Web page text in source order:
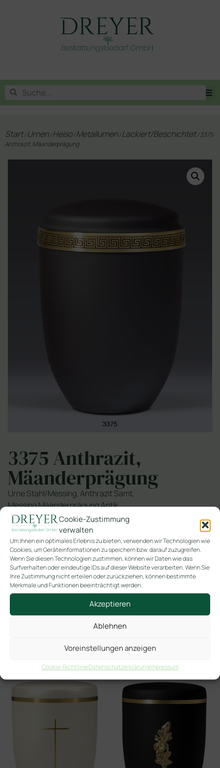
Cookie-Zustimmung
verwalten
Um Ihnen ein optimales Erlebnis zu bieten, verwenden wir Technologien wie
Cookies, um Geräteinformationen zu speichern bzw. darauf zuzugreifen.
Wenn Sie diesen Technologien zustimmen, können wir Daten wie das
Surfverhalten oder eindeutige IDs auf dieser Website verarbeiten. Wenn Sie
Ihre Zustimmung nicht erteilen oder zurückziehen, können bestimmte
Merkmale und Funktionen beeinträchtigt werden.
Akzeptieren
Ablehnen
Voreinstellungen anzeigen
Cookie-RichtlinieDatenschutzerklärungImpressum
Start/Urnen/Heiso/Metallurnen/Lackiert/Beschichtet/ 3375
Anthrazit, Mäanderprägung
3375 Anthrazit,
Mäanderprägung
Urne Stahl/Messing, Anthrazit Samt,
Messing Mäanderprägung Antik
SKU
3375
Kategorie
Lackiert/Beschichtet
In den Warenkorb
Ähnliche Produkte